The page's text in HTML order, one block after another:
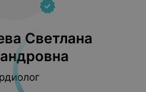
Светлана